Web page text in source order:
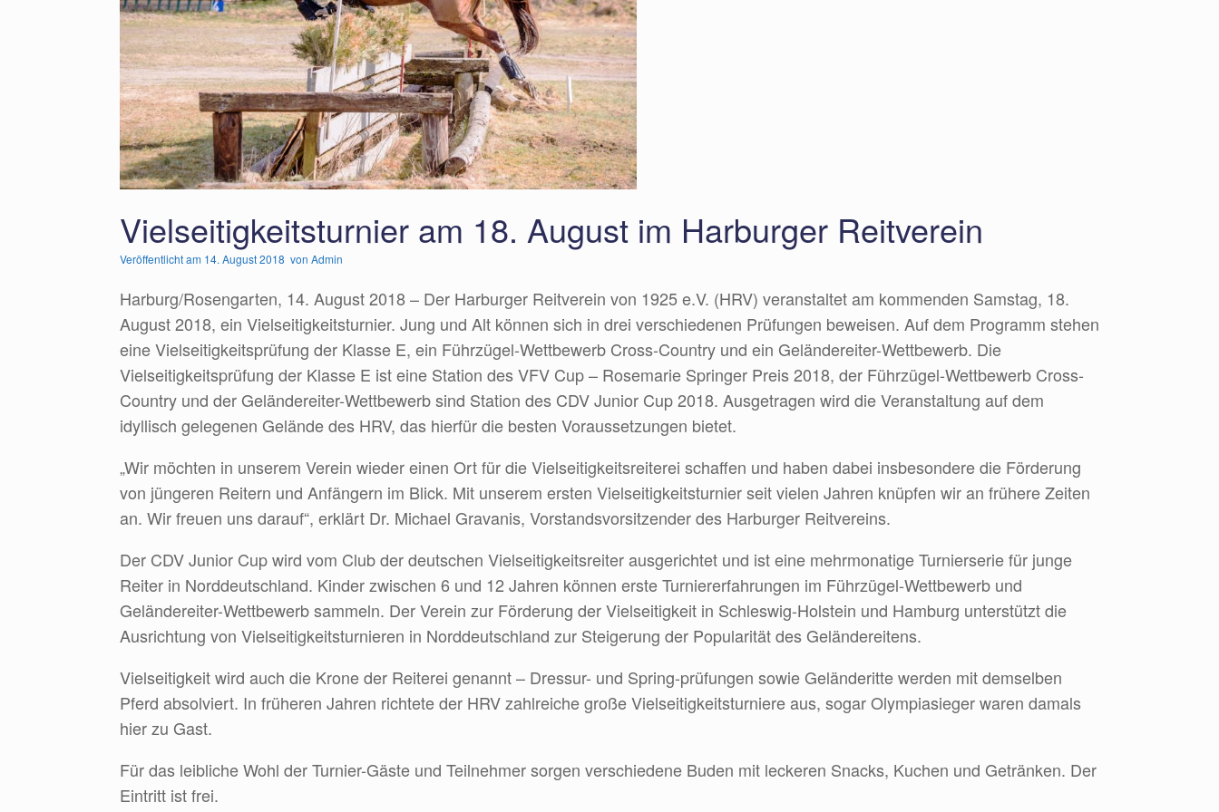
Vielseitigkeitsturnier am 18. August im Harburger Reitverein
Veröffentlicht am 14. August 2018 von Admin
Harburg/Rosengarten, 14. August 2018 – Der Harburger Reitverein von 1925 e.V. (HRV) veranstaltet am kommenden Samstag, 18.
August 2018, ein Vielseitigkeitsturnier. Jung und Alt können sich in drei verschiedenen Prüfungen beweisen. Auf dem Programm stehen
eine Vielseitigkeitsprüfung der Klasse E, ein Führzügel-Wettbewerb Cross-Country und ein Geländereiter-Wettbewerb. Die
Vielseitigkeitsprüfung der Klasse E ist eine Station des VFV Cup – Rosemarie Springer Preis 2018, der Führzügel-Wettbewerb Cross-
Country und der Geländereiter-Wettbewerb sind Station des CDV Junior Cup 2018. Ausgetragen wird die Veranstaltung auf dem
idyllisch gelegenen Gelände des HRV, das hierfür die besten Voraussetzungen bietet.
„Wir möchten in unserem Verein wieder einen Ort für die Vielseitigkeitsreiterei schaffen und haben dabei insbesondere die Förderung
von jüngeren Reitern und Anfängern im Blick. Mit unserem ersten Vielseitigkeitsturnier seit vielen Jahren knüpfen wir an frühere Zeiten
an. Wir freuen uns darauf“, erklärt Dr. Michael Gravanis, Vorstandsvorsitzender des Harburger Reitvereins.
Der CDV Junior Cup wird vom Club der deutschen Vielseitigkeitsreiter ausgerichtet und ist eine mehrmonatige Turnierserie für junge
Reiter in Norddeutschland. Kinder zwischen 6 und 12 Jahren können erste Turniererfahrungen im Führzügel-Wettbewerb und
Geländereiter-Wettbewerb sammeln. Der Verein zur Förderung der Vielseitigkeit in Schleswig-Holstein und Hamburg unterstützt die
Ausrichtung von Vielseitigkeitsturnieren in Norddeutschland zur Steigerung der Popularität des Geländereitens.
Vielseitigkeit wird auch die Krone der Reiterei genannt – Dressur- und Spring-prüfungen sowie Geländeritte werden mit demselben
Pferd absolviert. In früheren Jahren richtete der HRV zahlreiche große Vielseitigkeitsturniere aus, sogar Olympiasieger waren damals
hier zu Gast.
Für das leibliche Wohl der Turnier-Gäste und Teilnehmer sorgen verschiedene Buden mit leckeren Snacks, Kuchen und Getränken. Der
Eintritt ist frei.